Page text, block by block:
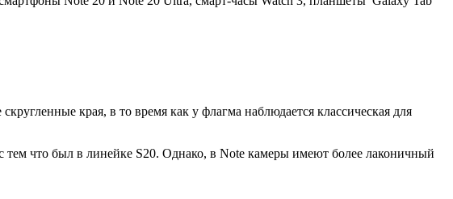
края, в то время как у флагма наблюдается классическая для
тем что был в линейке S20. Однако, в Note камеры имеют более лаконичный